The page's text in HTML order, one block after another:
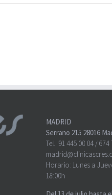
MADRID
Serrano 215 28016
Tel.: 91 445 00 04/ 674
Horario: Lunes a
18:00h